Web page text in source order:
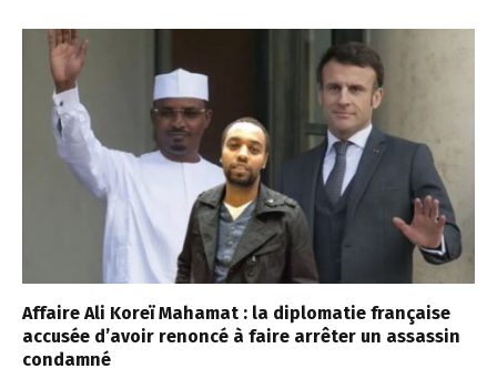
Affaire Ali Koreï Mahamat : la diplomatie française
accusée d’avoir renoncé à faire arrêter un assassin
condamné